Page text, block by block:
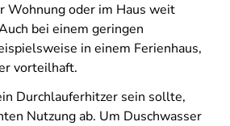
Wohnung oder im Haus weit
bei einem geringen
in einem Ferienhaus,
vorteilhaft.
Durchlauferhitzer sein sollte,
Nutzung ab. Um Duschwasser